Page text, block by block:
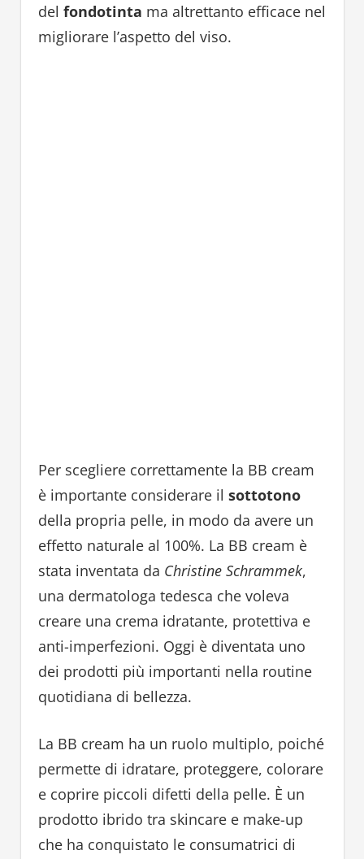
del fondotinta ma altrettanto efficace nel
migliorare l’aspetto del viso.
Per scegliere correttamente la BB cream
è importante considerare il sottotono
della propria pelle, in modo da avere un
effetto naturale al 100%. La BB cream è
stata inventata da Christine Schrammek,
una dermatologa tedesca che voleva
creare una crema idratante, protettiva e
anti-imperfezioni. Oggi è diventata uno
dei prodotti più importanti nella routine
quotidiana di bellezza.
La BB cream ha un ruolo multiplo, poiché
permette di idratare, proteggere, colorare
e coprire piccoli difetti della pelle. È un
prodotto ibrido tra skincare e make-up
che ha conquistato le consumatrici di